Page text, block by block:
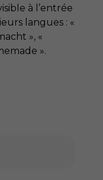
à l’entrée
langues : «
», «
».